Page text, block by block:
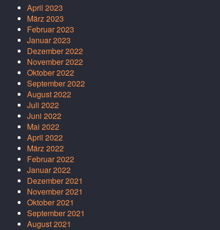
April 2023
März 2023
Februar 2023
Januar 2023
Dezember 2022
November 2022
Oktober 2022
September 2022
August 2022
Juli 2022
Juni 2022
Mai 2022
April 2022
März 2022
Februar 2022
Januar 2022
Dezember 2021
November 2021
Oktober 2021
September 2021
August 2021